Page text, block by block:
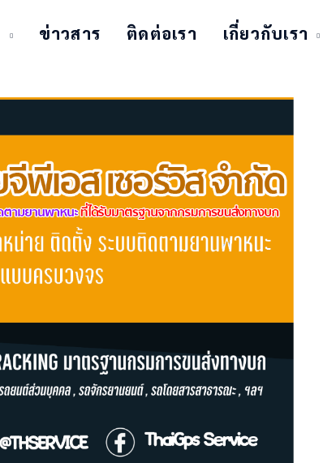
ข่าวสาร ติดต่อเรา เกี่ยวกับเรา